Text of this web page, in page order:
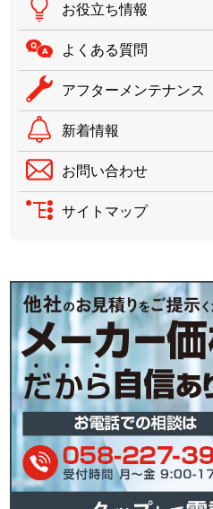
お役立ち情報
よくある質問
アフターメンテナンス
新着情報
お問い合わせ
サイトマップ